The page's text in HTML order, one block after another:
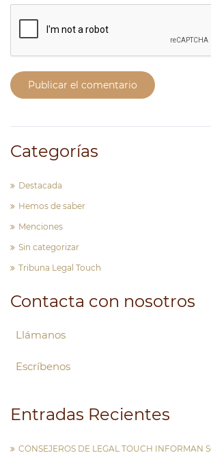
Publicar el comentario
Categorías
Destacada
Hemos de saber
Menciones
Sin categorizar
Tribuna Legal Touch
Contacta con nosotros
Llámanos
Escríbenos
Entradas Recientes
CONSEJEROS DE LEGAL TOUCH INFORMAN